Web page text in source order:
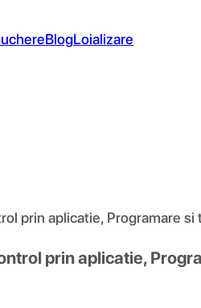
BlogLoializare
prin aplicatie, Programare
prin aplicatie,